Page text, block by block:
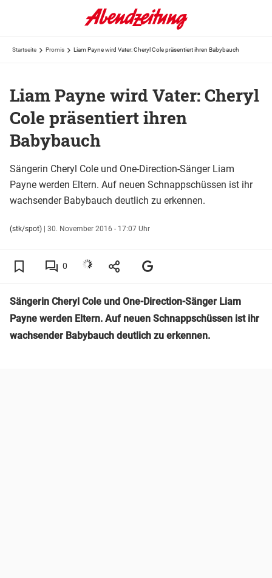
Startseite Promis Liam Payne wird Vater: Cheryl Cole präsentiert ihren Babybauch
Liam Payne wird Vater: Cheryl
Cole präsentiert ihren
Babybauch
Sängerin Cheryl Cole und One-Direction-Sänger Liam
Payne werden Eltern. Auf neuen Schnappschüssen ist ihr
wachsender Babybauch deutlich zu erkennen.
(stk/spot) | 30. November 2016 - 17:07 Uhr
0
Sängerin Cheryl Cole und One-Direction-Sänger Liam
Payne werden Eltern. Auf neuen Schnappschüssen ist ihr
wachsender Babybauch deutlich zu erkennen.